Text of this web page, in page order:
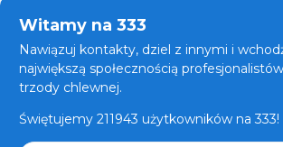
Witamy na 333
Nawiązuj kontakty, dziel z innymi i
największą społecznością
trzody chlewnej.
Świętujemy 211943 użytkowników na 333!